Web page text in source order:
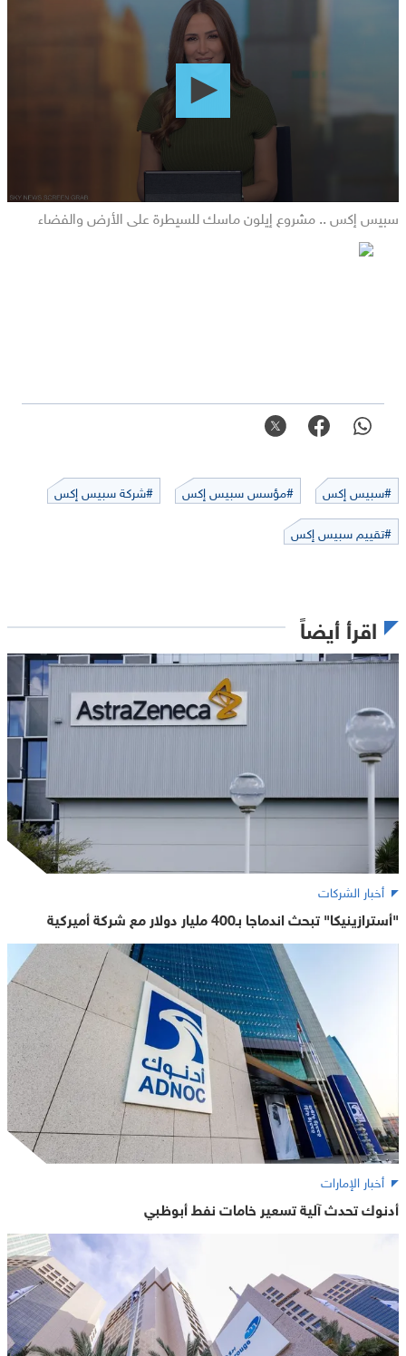
سبيس إكس .. مشروع إيلون ماسك للسيطرة على الأرض والفضاء
#سبيس إكس #مؤسس سبيس إكس
#شركة سبيس إكس
#تقييم سبيس إكس
اقرأ أيضاً
أخبار الشركات
"أسترازينيكا" تبحث اندماجا بـ400 مليار دولار مع شركة أميركية
أخبار الإمارات
أدنوك تحدث آلية تسعير خامات نفط أبوظبي